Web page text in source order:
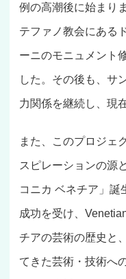
例の高潮後に始まり
テファノ教会にある
ーニのモニュメント
した。その後も、サ
力関係を継続し、現
また、このプロジェ
スピレーションの源
コニカ ベネチア」誕
成功を受け、
チアの芸術の歴史と
てきた芸術・技術へ